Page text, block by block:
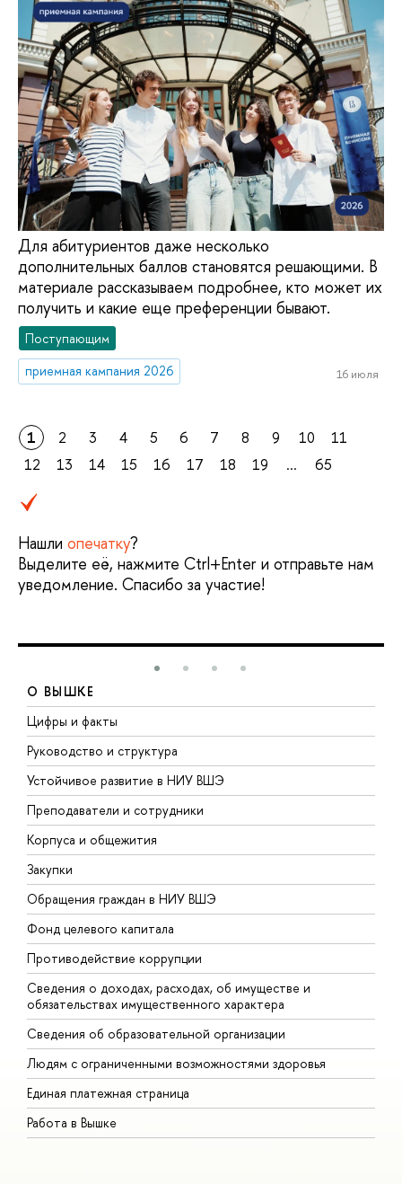
Для абитуриентов даже несколько
дополнительных баллов становятся решающими. В
материале рассказываем подробнее, кто может их
получить и какие еще преференции бывают.
Поступающим
приемная кампания 2026
16 июля
1 2 3 4 5 6 7 8 9 10
11
12
13 14 15 16 17 18 19 ... 65
Нашли опечатку?
Выделите её, нажмите Ctrl+Enter и отправьте нам
уведомление. Спасибо за участие!
О ВЫШКЕ
Цифры и факты
Руководство и структура
Устойчивое развитие в НИУ ВШЭ
Преподаватели и сотрудники
Корпуса и общежития
Закупки
Обращения граждан в НИУ ВШЭ
Фонд целевого капитала
Противодействие коррупции
Сведения о доходах, расходах, об имуществе и
обязательствах имущественного характера
Сведения об образовательной организации
Людям с ограниченными возможностями здоровья
Единая платежная страница
Работа в Вышке